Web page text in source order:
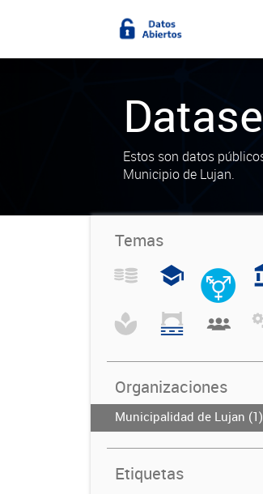
Estos son datos
Municipio de Lujan.
Temas
Organizaciones
Municipalidad de Lujan (1)
Etiquetas